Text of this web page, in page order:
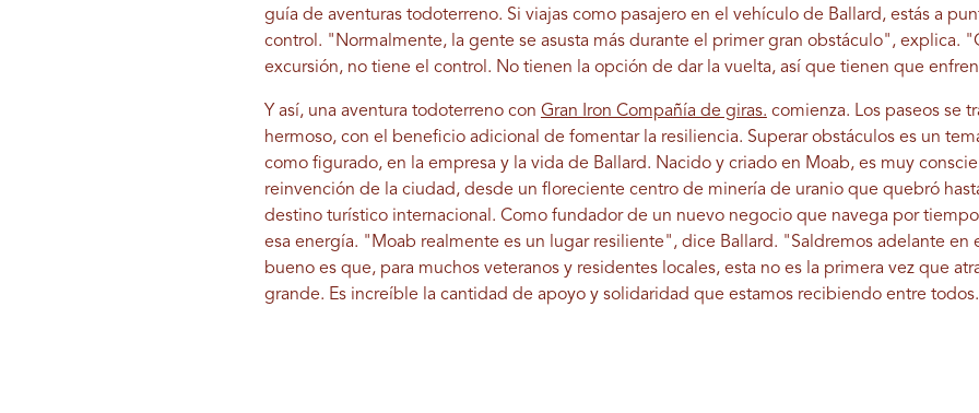
guía de aventuras todoterreno. Si viajas como pasajero en el vehículo de Ballard, estás a
control. "Normalmente, la gente se asusta más durante el primer gran obstáculo", explica.
excursión, no tiene el control. No tienen la opción de dar la vuelta, así que tienen que
Y así, una aventura todoterreno con Gran Iron Compañía de giras. comienza. Los paseos se
hermoso, con el beneficio adicional de fomentar la resiliencia. Superar obstáculos es un
como figurado, en la empresa y la vida de Ballard. Nacido y criado en Moab, es muy
reinvención de la ciudad, desde un floreciente centro de minería de uranio que quebró
destino turístico internacional. Como fundador de un nuevo negocio que navega por
esa energía. "Moab realmente es un lugar resiliente", dice Ballard. "Saldremos adelante en
bueno es que, para muchos veteranos y residentes locales, esta no es la primera vez que
grande. Es increíble la cantidad de apoyo y solidaridad que estamos recibiendo entre